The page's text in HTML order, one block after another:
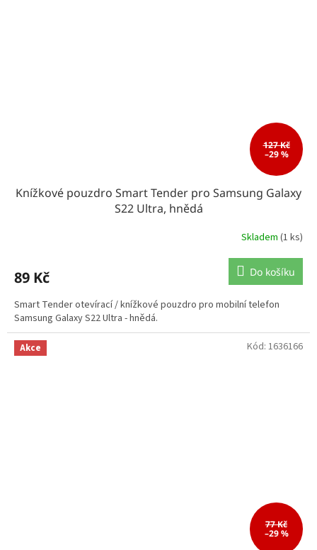
127 Kč
–29 %
Knížkové pouzdro Smart Tender pro Samsung Galaxy
S22 Ultra, hnědá
Skladem (1 ks)
89 Kč Do košíku
Smart Tender otevírací / knížkové pouzdro pro mobilní telefon
Samsung Galaxy S22 Ultra - hnědá.
Akce
77 Kč
–29 %
Kód: 1636166